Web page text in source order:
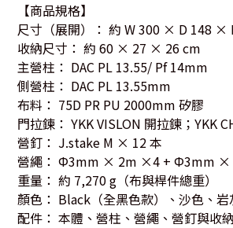
【商品規格】
尺寸（展開）： 約 W 300 × D 148 ×
收納尺寸： 約 60 × 27 × 26 cm
主營柱： DAC PL 13.55/ Pf 14mm
側營柱： DAC PL 13.55mm
布料： 75D PR PU 2000mm 矽膠
門拉鍊： YKK VISLON 開拉鍊；YKK
營釘： J.stake M × 12 本
營繩： Φ3mm × 2m ×4 + Φ3mm
重量： 約 7,270 g（布與桿件總重）
顏色： Black（全黑色款）、沙色、
配件： 本體、營柱、營繩、營釘與收